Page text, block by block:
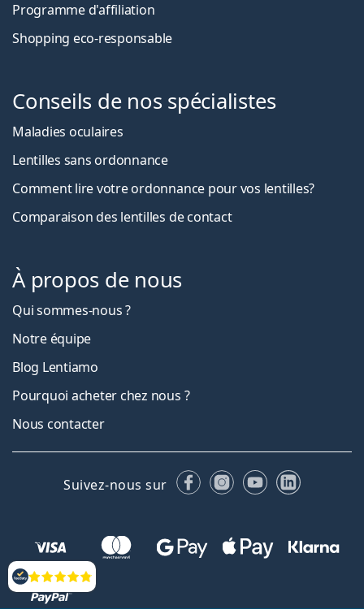
Évaluation
Programme d'affiliation
Shopping eco-responsable
Conseils de nos spécialistes
Maladies oculaires
Lentilles sans ordonnance
Comment lire votre ordonnance pour vos lentilles?
Comparaison des lentilles de contact
À propos de nous
Qui sommes-nous ?
Notre équipe
Blog Lentiamo
Pourquoi acheter chez nous ?
Nous contacter
Suivez-nous sur FacebookInstagram
YouTubeLinkedIn